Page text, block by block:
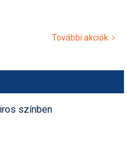
További akciók
színben